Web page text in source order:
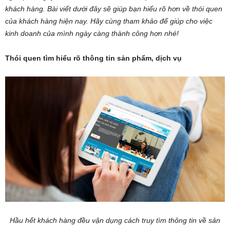
khách hàng. Bài viết dưới đây sẽ giúp bạn hiểu rõ hơn về thói quen
của khách hàng hiện nay. Hãy cùng tham khảo để giúp cho việc
kinh doanh của mình ngày càng thành công hơn nhé!
Thói quen tìm hiểu rõ thông tin sản phẩm, dịch vụ
Hầu hết khách hàng đều vận dụng cách truy tìm thông tin về sản